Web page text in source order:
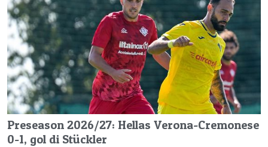
Preseason 2026/27: Hellas Verona-Cremonese
0-1, gol di Stückler